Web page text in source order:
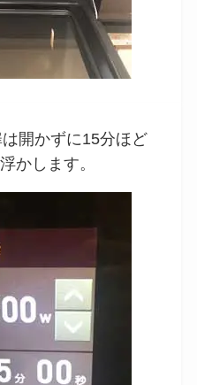
開かずに15分ほど
かします。